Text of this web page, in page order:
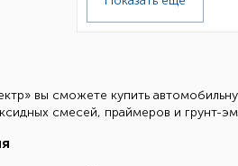
вы сможете купить
смесей, праймеров и грунт-